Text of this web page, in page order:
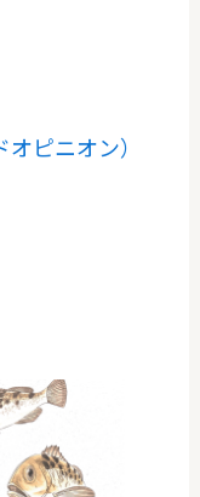
ピニオン）